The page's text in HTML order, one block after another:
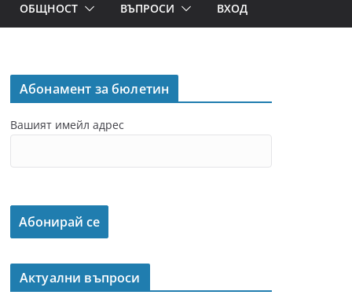
ОБЩНОСТ ВЪПРОСИ ВХОД
Абонамент за бюлетин
Вашият имейл адрес
Актуални въпроси